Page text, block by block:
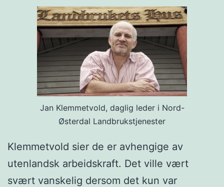
Jan Klemmetvold, daglig leder i Nord-
Østerdal Landbrukstjenester
Klemmetvold sier de er avhengige av
utenlandsk arbeidskraft. Det ville vært
svært vanskelig dersom det kun var